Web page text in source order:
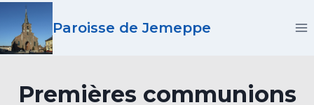
Aller
contenu
Paroisse de Jemeppe
Premières communions